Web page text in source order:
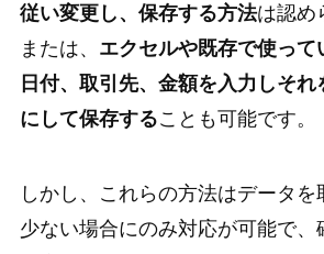
従い変更し、保存する方法は認め
または、 エクセルや既存で使って
日付、取引先、金額を入力しそ
にして保存することも可能です。
しかし、これらの方法はデータ
少ない場合にのみ対応が可能で、